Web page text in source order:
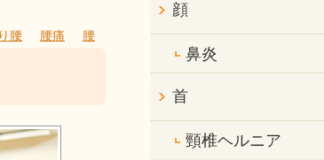
腰 腰痛 腰
顔
鼻炎
首
頸椎ヘルニア